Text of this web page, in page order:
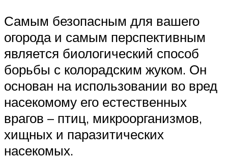
Самым безопасным для вашего
огорода и самым перспективным
является биологический способ
борьбы с колорадским жуком. Он
основан на использовании во вред
насекомому его естественных
врагов – птиц, микроорганизмов,
хищных и паразитических
насекомых.